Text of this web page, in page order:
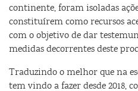
continente, foram isoladas
constituírem como recursos
com o objetivo de dar
medidas decorrentes deste
Traduzindo o melhor que na
tem vindo a fazer desde 2018,